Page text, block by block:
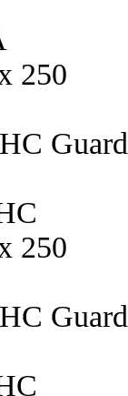
250
Guard
250
Guard